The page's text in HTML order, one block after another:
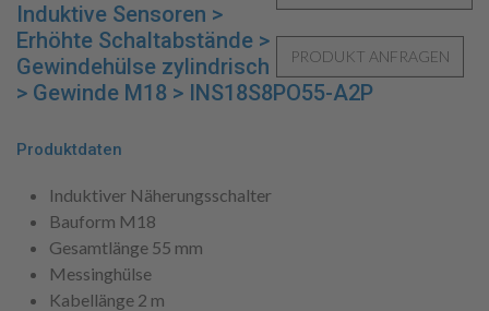
Induktive Sensoren >
Erhöhte Schaltabstände >
Gewindehülse zylindrisch
> Gewinde M18 > INS18S8PO55-A2P
Produktdaten
Induktiver Näherungsschalter
Bauform M18
Gesamtlänge 55 mm
Messinghülse
Kabellänge 2 m